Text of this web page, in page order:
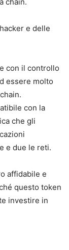
e delle
con il controllo
essere molto
con la
che gli
e due le reti.
affidabile e
questo token
investire in